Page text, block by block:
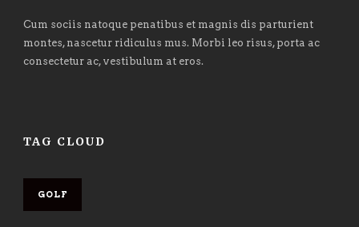
Cum sociis natoque penatibus et magnis dis parturient
montes, nascetur ridiculus mus. Morbi leo risus, porta ac
consectetur ac, vestibulum at eros.
TAG CLOUD
GOLF